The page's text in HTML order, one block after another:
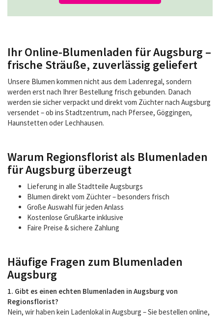
Ihr Online-Blumenladen für Augsburg –
frische Sträuße, zuverlässig geliefert
Unsere Blumen kommen nicht aus dem Ladenregal, sondern
werden erst nach Ihrer Bestellung frisch gebunden. Danach
werden sie sicher verpackt und direkt vom Züchter nach Augsburg
versendet – ob ins Stadtzentrum, nach Pfersee, Göggingen,
Haunstetten oder Lechhausen.
Warum Regionsflorist als Blumenladen
für Augsburg überzeugt
Lieferung in alle Stadtteile Augsburgs
Blumen direkt vom Züchter – besonders frisch
Große Auswahl für jeden Anlass
Kostenlose Grußkarte inklusive
Faire Preise & sichere Zahlung
Häufige Fragen zum Blumenladen
Augsburg
1. Gibt es einen echten Blumenladen in Augsburg von
Regionsflorist?
Nein, wir haben kein Ladenlokal in Augsburg – Sie bestellen online,